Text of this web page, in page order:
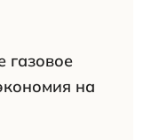
газовое
на